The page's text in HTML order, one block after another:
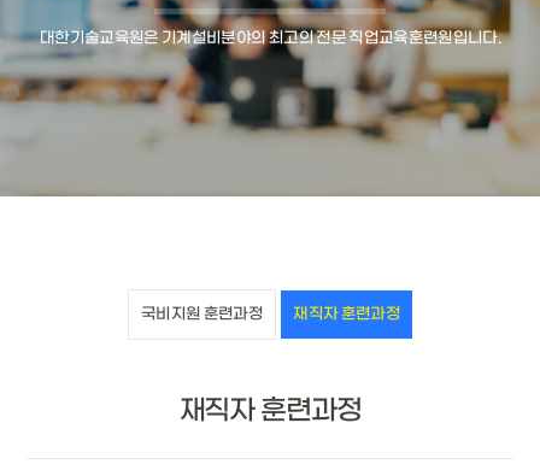
대한기술교육원은 기계설비분야의 최고의 전문 직업교육훈련원입니다.
국비지원 훈련과정 재직자 훈련과정
재직자 훈련과정